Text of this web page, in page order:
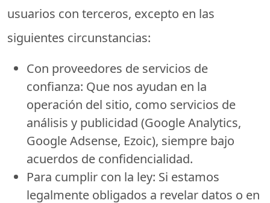
usuarios con terceros, excepto en las
siguientes circunstancias:
Con proveedores de servicios de
confianza: Que nos ayudan en la
operación del sitio, como servicios de
análisis y publicidad (Google Analytics,
Google Adsense, Ezoic), siempre bajo
acuerdos de confidencialidad.
Para cumplir con la ley: Si estamos
legalmente obligados a revelar datos o en